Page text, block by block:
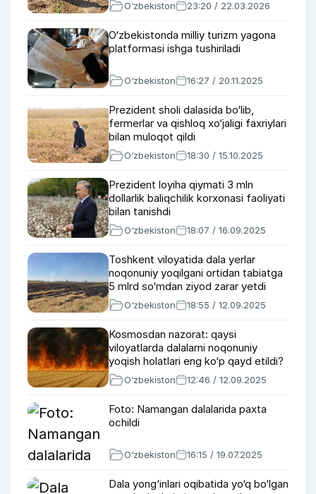
O‘zbekiston 23:20 / 22.03.2026
O‘zbekistonda milliy turizm yagona
platformasi ishga tushiriladi
O‘zbekiston 16:27 / 20.11.2025
Prezident sholi dalasida bo‘lib,
fermerlar va qishloq xo‘jaligi faxriylari
bilan muloqot qildi
O‘zbekiston 18:30 / 15.10.2025
Prezident loyiha qiymati 3 mln
dollarlik baliqchilik korxonasi faoliyati
bilan tanishdi
O‘zbekiston 18:07 / 16.09.2025
Toshkent viloyatida dala yerlar
noqonuniy yoqilgani ortidan tabiatga
5 mlrd so‘mdan ziyod zarar yetdi
O‘zbekiston 18:55 / 12.09.2025
Kosmosdan nazorat: qaysi
viloyatlarda dalalarni noqonuniy
yoqish holatlari eng ko‘p qayd etildi?
O‘zbekiston 12:46 / 12.09.2025
Foto: Namangan dalalarida paxta
ochildi
O‘zbekiston 16:15 / 19.07.2025
Dala yong‘inlari oqibatida yo‘q bo‘lgan